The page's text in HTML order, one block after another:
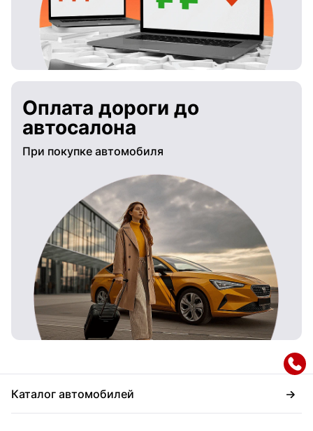
Оплата дороги до
автосалона
При покупке автомобиля
Каталог автомобилей